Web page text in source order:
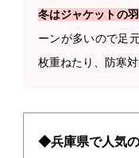
冬はジャケットの
ーンが多いので足
枚重ねたり、防寒
◆兵庫県で人気